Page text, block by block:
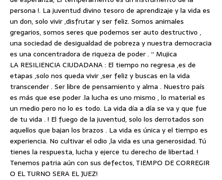
persona !. La juventud divino tesoro de aprendizaje y la vida es
un don, solo vivir ,disfrutar y ser feliz. Somos animales
gregarios, somos seres que podemos ser auto destructivo ,
una sociedad de desigualdad de pobreza y nuestra democracia
es una concentradora de riqueza de poder . “ Mujica
LA RESILIENCIA CIUDADANA : El tiempo no regresa ,es de
etapas ,solo nos queda vivir ,ser feliz y buscas en la vida
transcender . Ser libre de pensamiento y alma . Nuestro país
es más que ese poder .la lucha es uno mismo , lo material es
un medio pero no lo es todo. La vida día a día se va y que fue
de tu vida . ! El fuego de la juventud, solo los derrotados son
aquellos que bajan los brazos . La vida es única y el tiempo es
experiencia. No cultivar el odio ,la vida es una generosidad. Tú
tienes la respuesta, lucha y ejerce tu derecho de libertad. !
Tenemos patria aún con sus defectos, TIEMPO DE CORREGIR
O EL TURNO SERA EL JUEZ!